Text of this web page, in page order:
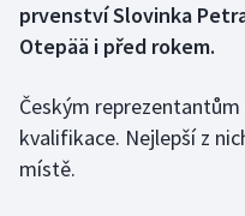
Florbal
Futsal
Golf
prvenství Slovinka
Otepää i před rokem.
Českým
kvalifikace. Nejlepší z
místě.